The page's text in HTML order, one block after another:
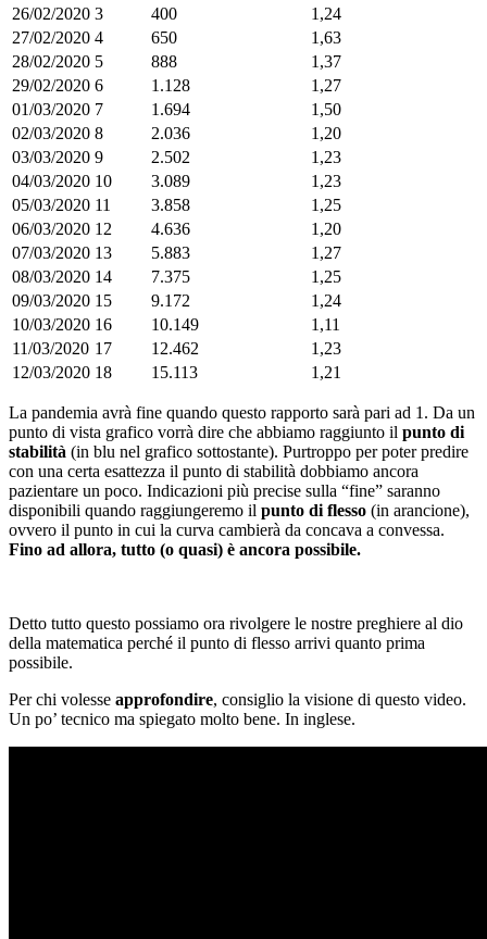
26/02/2020 3 400
1,24
27/02/2020 4 650
1,63
28/02/2020 5 888
1,37
29/02/2020 6 1.128
1,27
01/03/2020 7 1.694
1,50
02/03/2020 8 2.036
1,20
03/03/2020 9 2.502
1,23
04/03/2020 10 3.089
1,23
05/03/2020 11 3.858
1,25
06/03/2020 12 4.636
1,20
07/03/2020 13 5.883
1,27
08/03/2020 14 7.375
1,25
09/03/2020 15 9.172
1,24
10/03/2020 16 10.149
1,11
11/03/2020 17 12.462
1,23
12/03/2020 18 15.113 1,21
La pandemia avrà fine quando questo rapporto sarà pari ad 1. Da un
punto di vista grafico vorrà dire che abbiamo raggiunto il punto di
stabilità (in blu nel grafico sottostante). Purtroppo per poter predire
con una certa esattezza il punto di stabilità dobbiamo ancora
pazientare un poco. Indicazioni più precise sulla “fine” saranno
disponibili quando raggiungeremo il punto di flesso (in arancione),
ovvero il punto in cui la curva cambierà da concava a convessa.
Fino ad allora, tutto (o quasi) è ancora possibile.
Detto tutto questo possiamo ora rivolgere le nostre preghiere al dio
della matematica perché il punto di flesso arrivi quanto prima
possibile.
Per chi volesse approfondire, consiglio la visione di questo video.
Un po’ tecnico ma spiegato molto bene. In inglese.